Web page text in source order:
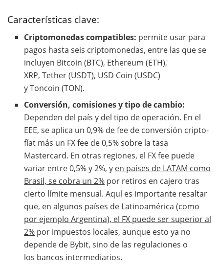
Características clave:
Criptomonedas compatibles: permite usar para
pagos hasta seis criptomonedas, entre las que se
incluyen Bitcoin (BTC), Ethereum (ETH),
XRP, Tether (USDT), USD Coin (USDC)
y Toncoin (TON).
Conversión, comisiones y tipo de cambio:
Dependen del país y del tipo de operación. En el
EEE, se aplica un 0,9% de fee de conversión cripto-
fíat más un FX fee de 0,5% sobre la tasa
Mastercard. En otras regiones, el FX fee puede
variar entre 0,5% y 2%, y en países de LATAM como
Brasil, se cobra un 2% por retiros en cajero tras
cierto límite mensual. Aquí es importante resaltar
que, en algunos países de Latinoamérica(como
por ejemplo Argentina), el FX puede ser superior al
2% por impuestos locales, aunque esto ya no
depende de Bybit, sino de las regulaciones o
los bancos intermediarios.